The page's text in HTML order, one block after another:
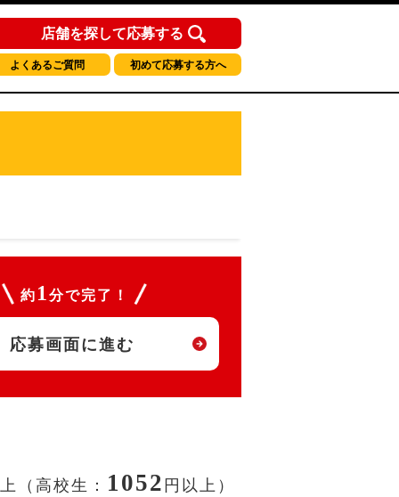
店舗を探して応募する
よくあるご質問 初めて応募する方へ
約 1 分で完了！
応募画面に進む
（高校生： 1052 円 以上）